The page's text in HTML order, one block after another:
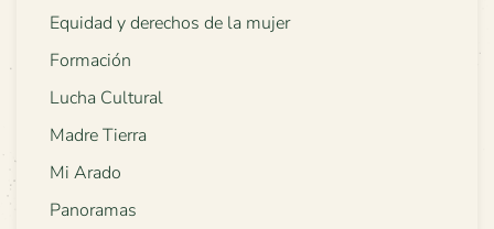
Equidad y derechos de la mujer
Formación
Lucha Cultural
Madre Tierra
Mi Arado
Panoramas